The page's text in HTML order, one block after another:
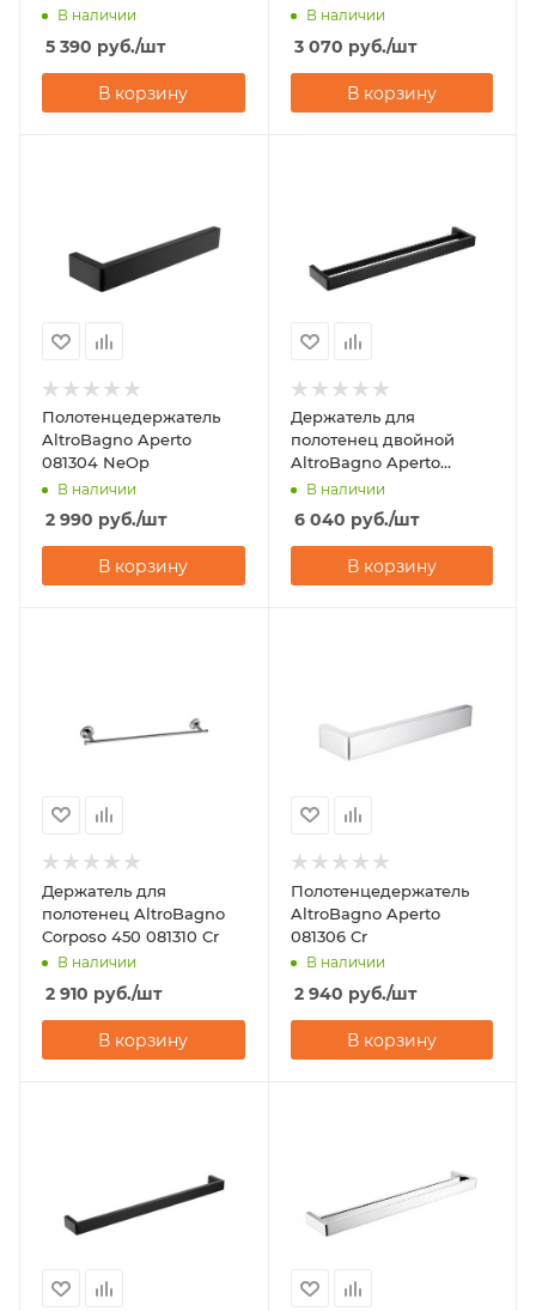
В наличии
5 390 руб./шт
В корзину
В наличии
3 070 руб./шт
В корзину
Полотенцедержатель
AltroBagno Aperto
081304 NeOp
В наличии
2 990 руб./шт
В корзину
Держатель для
полотенец двойной
AltroBagno Aperto
081403 NeOp
В наличии
6 040 руб./шт
В корзину
Держатель для
полотенец AltroBagno
Corposo 450 081310 Cr
В наличии
2 910 руб./шт
В корзину
Полотенцедержатель
AltroBagno Aperto
081306 Cr
В наличии
2 940 руб./шт
В корзину